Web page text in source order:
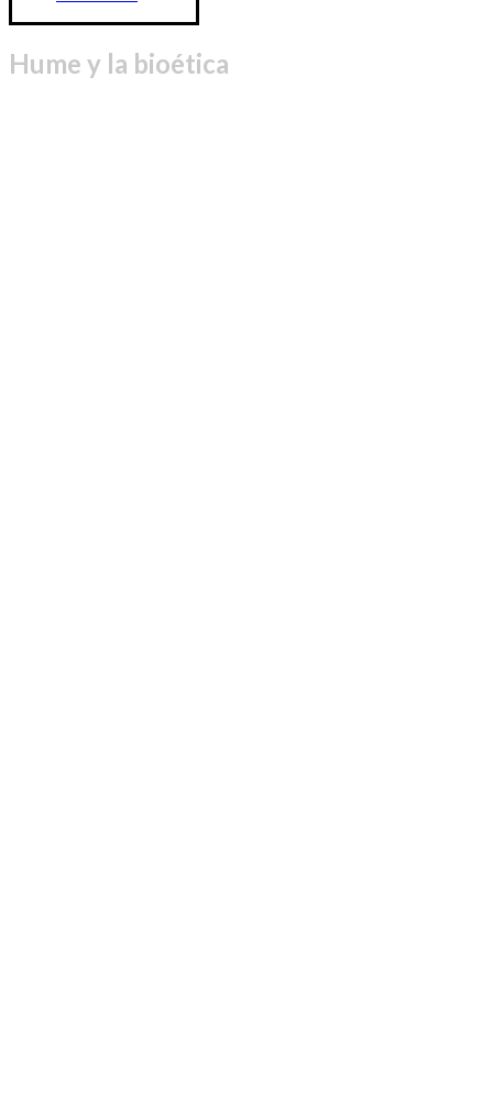
Hume y la bioética